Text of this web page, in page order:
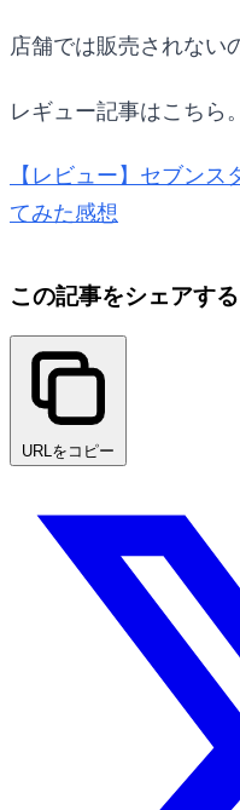
店舗では販売されない
レギュー記事はこちら。
【レビュー】セブン
てみた感想
この記事をシェアする
URLをコピー